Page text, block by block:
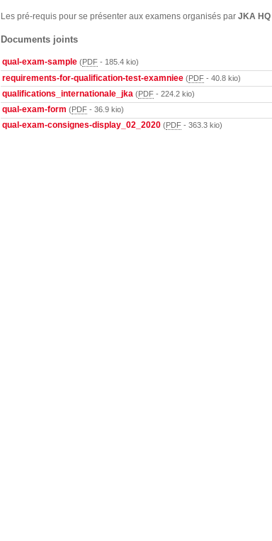
Les pré-requis pour se présenter aux examens organisés par JKA HQ
Documents joints
qual-exam-sample (PDF - 185.4 kio)
requirements-for-qualification-test-examniee (PDF -40.8 kio)
qualifications_internationale_jka (PDF -224.2 kio)
qual-exam-form (PDF -36.9 kio)
qual-exam-consignes-display_02_2020 (PDF -363.3 kio)